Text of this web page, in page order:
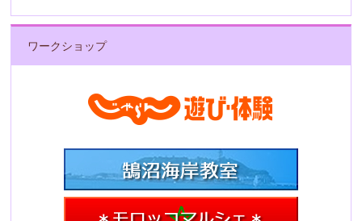
ワークショップ